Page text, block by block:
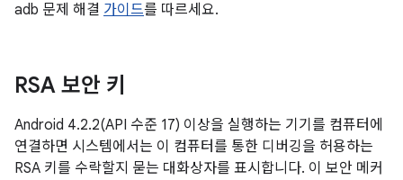
adb 문제 해결 가이드를 따르세요.
RSA 보안 키
Android 4.2.2(API 수준 17) 이상을 실행하는 기기를 컴퓨터에
연결하면 시스템에서는 이 컴퓨터를 통한 디버깅을 허용하는
RSA 키를 수락할지 묻는 대화상자를 표시합니다. 이 보안 메커